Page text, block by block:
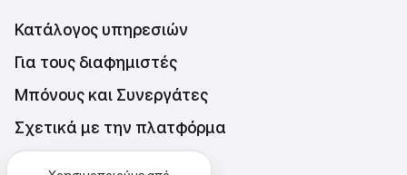
Κατάλογος υπηρεσιών
Για τους διαφημιστές
Μπόνους και Συνεργάτες
Σχετικά με την πλατφόρμα
Επικοινωνήστε μαζι μας